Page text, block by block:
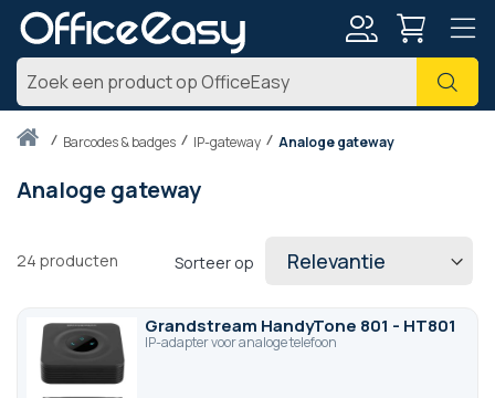
Zoek
Thuisbarcodes & badges IP-gateway Analoge gateway
Analoge gateway
24 producten Sorteer op
Grandstream HandyTone 801 - HT801
IP-adapter voor analoge telefoon